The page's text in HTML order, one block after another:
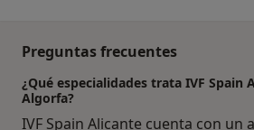
Preguntas frecuentes
¿Qué especialidades trata IVF Spain
Algorfa?
IVF Spain Alicante cuenta con un